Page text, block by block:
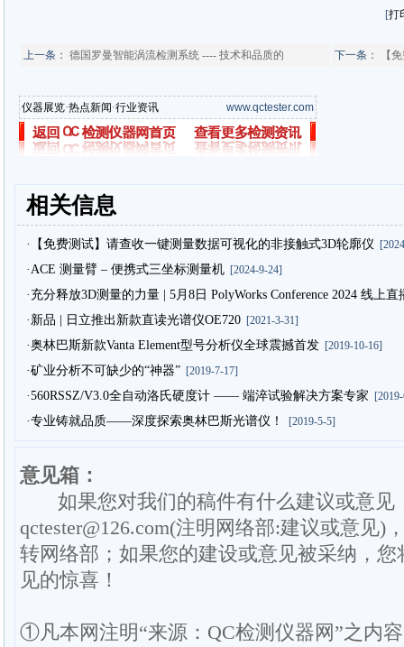
[打
上一条： 德国罗曼智能涡流检测系统 ---- 技术和品质的 下一条： 【
仪器展览·热点新闻·行业资讯 www.qctester.com
相关信息
·【免费测试】请查收一键测量数据可视化的非接触式3D轮廓仪
·ACE 测量臂 – 便携式三坐标测量机[2024-9-24]
·充分释放3D测量的力量 | 5月8日 PolyWorks Conference 2024 线上
·新品 | 日立推出新款直读光谱仪OE720[2021-3-31]
·奥林巴斯新款Vanta Element型号分析仪全球震撼首发[2019-10-16]
·矿业分析不可缺少的“神器”[2019-7-17]
·560RSSZ/V3.0全自动洛氏硬度计 —— 端淬试验解决方案专家
·专业铸就品质——深度探索奥林巴斯光谱仪！ [2019-5-5]
意见箱：
如果您对我们的稿件有什么建议或意见
qctester@126.com(注明网络部:建议或意见)
转网络部；如果您的建设或意见被采纳，
见的惊喜！
①凡本网注明“来源：QC检测仪器网”之内